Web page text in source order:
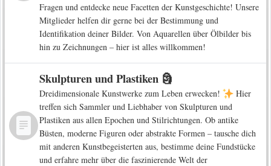
Fragen und entdecke neue Facetten der Kunstgeschichte! Unsere
Mitglieder helfen dir gerne bei der Bestimmung und
Identifikation deiner Bilder. Von Aquarellen über Ölbilder bis
hin zu Zeichnungen – hier ist alles willkommen!
Skulpturen und Plastiken 🗿
Dreidimensionale Kunstwerke zum Leben erwecken!
Hier
treffen sich Sammler und Liebhaber von Skulpturen und
Plastiken aus allen Epochen und Stilrichtungen. Ob antike
Büsten, moderne Figuren oder abstrakte Formen – tausche dich
mit anderen Kunstbegeisterten aus, bestimme deine Fundstücke
und erfahre mehr über die faszinierende Welt der